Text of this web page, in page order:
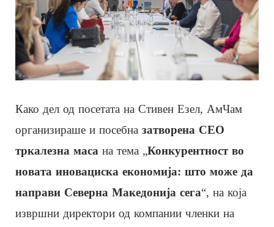
Како дел од посетата на Стивен Езел, АмЧам
организираше и посебна затворена CEO
тркалезна маса на тема „Конкурентност во
новата иновациска економија: што може да
направи Северна Македонија сега“, на која
извршни директори од компании членки на